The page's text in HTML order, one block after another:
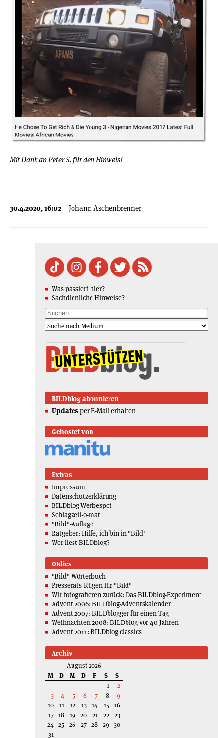
Mit Dank an Peter S. für den Hinweis!
30.4.2020, 16:02 Johann Aschenbrenner
Was passiert hier?
Sachdienliche Hinweise?
BILDblog abonnieren
Updates per E-Mail erhalten
Gehostet von
Extras
Impressum
Datenschutzerklärung
BILDblog-Werbespot
Schlagzeil-o-mat
"Bild"-Auflage
Ratgeber: Hilfe, ich bin in "Bild"
Wer liest BILDblog?
Oldies
"Bild"-Wörterbuch
Presserats-Rügen für "Bild"
Wir fotografieren zurück: Das BILDblog-Experiment
Advent 2006: BILDblog-Adventskalender
Advent 2007: BILDblogger für einen Tag
Weihnachten 2008: BILDblog vor 40 Jahren
Advent 2011: BILDblog classics
Archiv
August 2026
M
D M D F S
S
1
2
3
4 5 6 7 8
9
10
11 12 13 14 15
16
17 18 19 20 21 22
23
24 25 26 27 28 29 30
31